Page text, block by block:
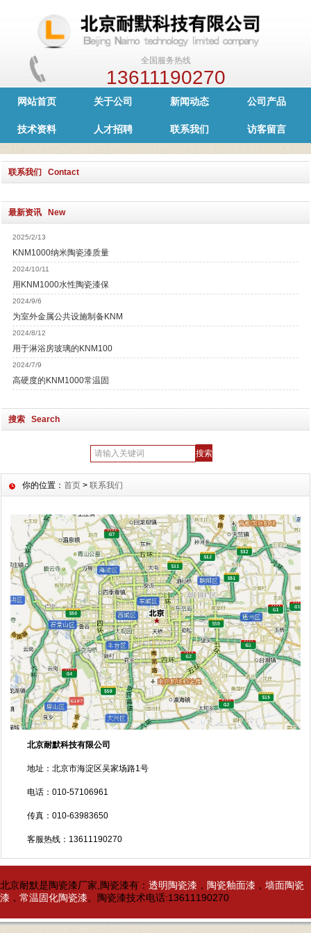
全国服务热线
13611190270
网站首页 关于公司 新闻动态 公司产品
技术资料 人才招聘 联系我们 访客留言
联系我们 Contact
最新资讯 New
2025/2/13
KNM1000纳米陶瓷漆质量
2024/10/11
用KNM1000水性陶瓷漆保
2024/9/6
为室外金属公共设施制备KNM
2024/8/12
用于淋浴房玻璃的KNM100
2024/7/9
高硬度的KNM1000常温固
搜索 Search
你的位置：首页 >联系我们
北京耐默科技有限公司
地址：北京市海淀区吴家场路1号
电话：010-57106961
传真：010-63983650
客服热线：13611190270
北京耐默是陶瓷漆厂家,陶瓷漆有： 透明陶瓷漆 ， 陶瓷釉面漆 ， 墙面陶瓷
漆 ， 常温固化陶瓷漆。陶瓷漆技术电话:13611190270